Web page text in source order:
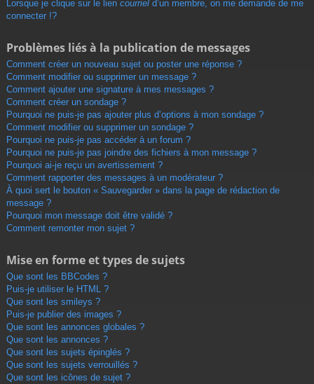
Lorsque je clique sur le lien courriel d’un membre, on me demande de me
connecter !?
Problèmes liés à la publication de messages
Comment créer un nouveau sujet ou poster une réponse ?
Comment modifier ou supprimer un message ?
Comment ajouter une signature à mes messages ?
Comment créer un sondage ?
Pourquoi ne puis-je pas ajouter plus d’options à mon sondage ?
Comment modifier ou supprimer un sondage ?
Pourquoi ne puis-je pas accéder à un forum ?
Pourquoi ne puis-je pas joindre des fichiers à mon message ?
Pourquoi ai-je reçu un avertissement ?
Comment rapporter des messages à un modérateur ?
À quoi sert le bouton « Sauvegarder » dans la page de rédaction de
message ?
Pourquoi mon message doit être validé ?
Comment remonter mon sujet ?
Mise en forme et types de sujets
Que sont les BBCodes ?
Puis-je utiliser le HTML ?
Que sont les smileys ?
Puis-je publier des images ?
Que sont les annonces globales ?
Que sont les annonces ?
Que sont les sujets épinglés ?
Que sont les sujets verrouillés ?
Que sont les icônes de sujet ?